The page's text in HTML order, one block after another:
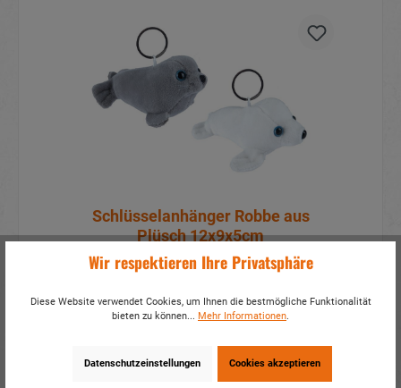
Schlüsselanhänger Robbe aus
Plüsch 12x9x5cm
Artikelnummer:31005
Wir respektieren Ihre Privatsphäre
Diese Website verwendet Cookies, um Ihnen die bestmögliche Funktionalität
bieten zu können... Mehr Informationen.
Datenschutzeinstellungen Cookies akzeptieren